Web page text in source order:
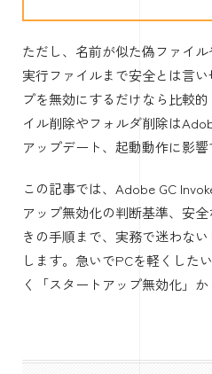
ただし、名前が似た偽ファイ
実行ファイルまで安全とは言
プを無効にするだけなら比較
イル削除やフォルダ削除は
アップデート、起動動作に影響
この記事では、Adobe GC
アップ無効化の判断基準、安
きの手順まで、実務で迷わな
します。急いでPCを軽くした
く「スタートアップ無効化」か